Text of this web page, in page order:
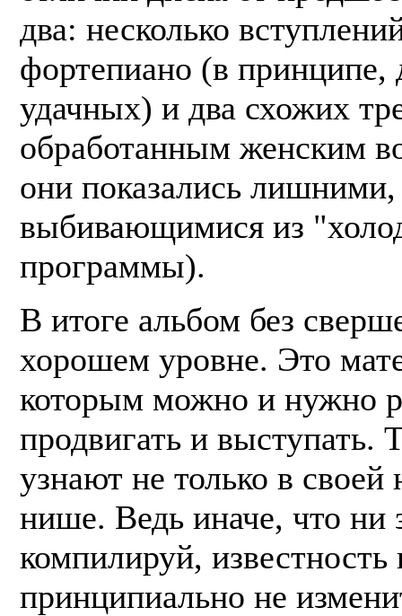
два: несколько
фортепиано (в принципе,
удачных) и два схожих
обработанным женским
они показались лишними,
выбивающимися из
программы).
В итоге альбом без
хорошем уровне. Это
которым можно и нужно
продвигать и выступать.
узнают не только в
нише. Ведь иначе, что ни
компилируй, известность
принципиально не